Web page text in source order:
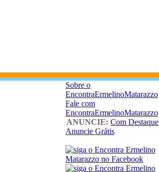
Sobre o
EncontraErmelinoMatarazzo
Fale com
EncontraErmelinoMatarazzo
ANUNCIE: Com Destaque
Anuncie Grátis